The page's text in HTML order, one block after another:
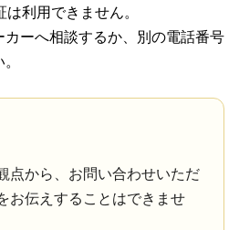
利用できません。
ーへ相談するか、別の電話番号
点から、お問い合わせいただ
お伝えすることはできませ